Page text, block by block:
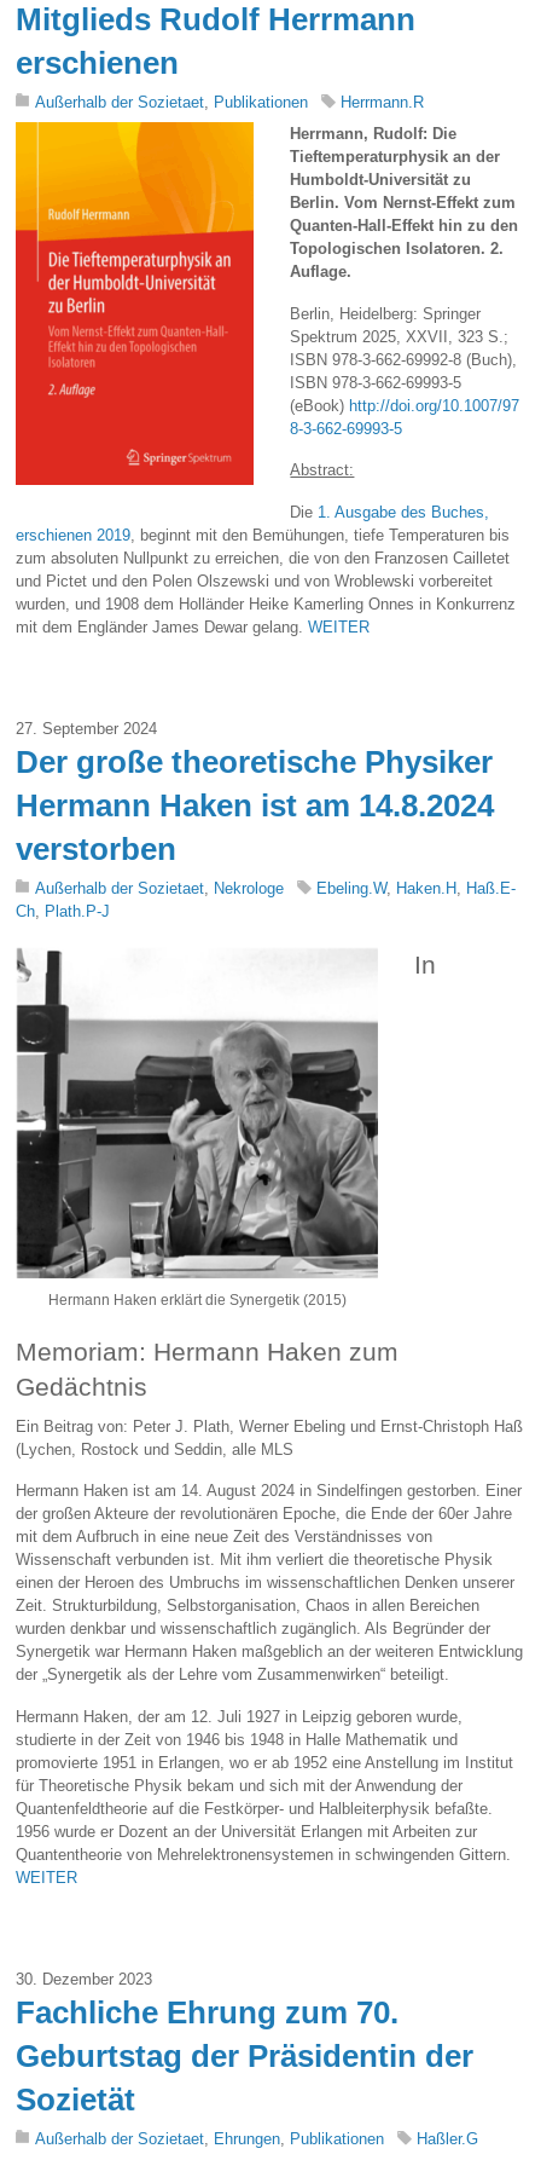
Mitglieds Rudolf Herrmann
erschienen
Außerhalb der Sozietaet, Publikationen
Herrmann.R
Herrmann, Rudolf: Die
Tieftemperaturphysik an der
Humboldt-Universität zu
Berlin. Vom Nernst-Effekt zum
Quanten-Hall-Effekt hin zu den
Topologischen Isolatoren. 2.
Auflage.
Berlin, Heidelberg: Springer
Spektrum 2025, XXVII, 323 S.;
ISBN 978-3-662-69992-8 (Buch),
ISBN 978-3-662-69993-5
(eBook) http://doi.org/10.1007/97
8-3-662-69993-5
Abstract:
Die 1. Ausgabe des Buches,
erschienen 2019 , beginnt mit den Bemühungen, tiefe Temperaturen bis
zum absoluten Nullpunkt zu erreichen, die von den Franzosen Cailletet
und Pictet und den Polen Olszewski und von Wroblewski vorbereitet
wurden, und 1908 dem Holländer Heike Kamerling Onnes in Konkurrenz
mit dem Engländer James Dewar gelang.WEITER
27. September 2024
Der große theoretische Physiker
Hermann Haken ist am 14.8.2024
verstorben
Außerhalb der Sozietaet, Nekrologe Ebeling.W, Haken.H , Haß.E-
Ch, Plath.P-J
Hermann Haken erklärt die Synergetik (2015)
In
Memoriam: Hermann Haken zum
Gedächtnis
Ein Beitrag von: Peter J. Plath, Werner Ebeling und Ernst-Christoph Haß
(Lychen, Rostock und Seddin, alle MLS
Hermann Haken ist am 14. August 2024 in Sindelfingen gestorben. Einer
der großen Akteure der revolutionären Epoche, die Ende der 60er Jahre
mit dem Aufbruch in eine neue Zeit des Verständnisses von
Wissenschaft verbunden ist. Mit ihm verliert die theoretische Physik
einen der Heroen des Umbruchs im wissenschaftlichen Denken unserer
Zeit. Strukturbildung, Selbstorganisation, Chaos in allen Bereichen
wurden denkbar und wissenschaftlich zugänglich. Als Begründer der
Synergetik war Hermann Haken maßgeblich an der weiteren Entwicklung
der „Synergetik als der Lehre vom Zusammenwirken“ beteiligt.
Hermann Haken, der am 12. Juli 1927 in Leipzig geboren wurde,
studierte in der Zeit von 1946 bis 1948 in Halle Mathematik und
promovierte 1951 in Erlangen, wo er ab 1952 eine Anstellung im Institut
für Theoretische Physik bekam und sich mit der Anwendung der
Quantenfeldtheorie auf die Festkörper- und Halbleiterphysik befaßte.
1956 wurde er Dozent an der Universität Erlangen mit Arbeiten zur
Quantentheorie von Mehrelektronensystemen in schwingenden Gittern.
WEITER
30. Dezember 2023
Fachliche Ehrung zum 70.
Geburtstag der Präsidentin der
Sozietät
Außerhalb der Sozietaet, Ehrungen, Publikationen Haßler.G